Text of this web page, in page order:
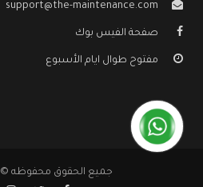
support@the-maintenance.com
صفحة الفيس بوك
مفتوح طوال ايام الأسبوع
جميع الحقوق محفوظه ©